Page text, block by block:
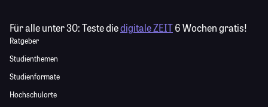
Für alle unter 30:Teste diedigitale ZEIT6 Wochen gratis!
Ratgeber
Studienthemen
Studienformate
Hochschulorte